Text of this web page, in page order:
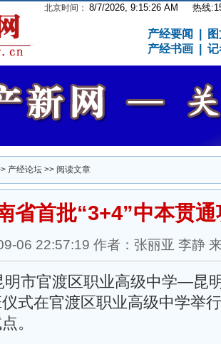
北京时间： 8/7/2026, 9:15:26 AM 热线
产经要闻
产经书画
记
产经论坛 >> 阅读文章
省首批“3+4”中本贯
06 22:57:19 作者：张丽亚 李静
市官渡区职业高级中学—昆明
式在官渡区职业高级中学举
。